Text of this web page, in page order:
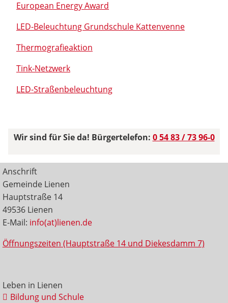
European Energy Award
LED-Beleuchtung Grundschule Kattenvenne
Thermografieaktion
Tink-Netzwerk
LED-Straßenbeleuchtung
Wir sind für Sie da! Bürgertelefon: 0 54 83 / 73 96-0
Anschrift
Gemeinde Lienen
Hauptstraße 14
49536 Lienen
E-Mail: info(at)lienen.de
Öffnungszeiten (Hauptstraße 14 und Diekesdamm 7)
Leben in Lienen
Bildung und Schule